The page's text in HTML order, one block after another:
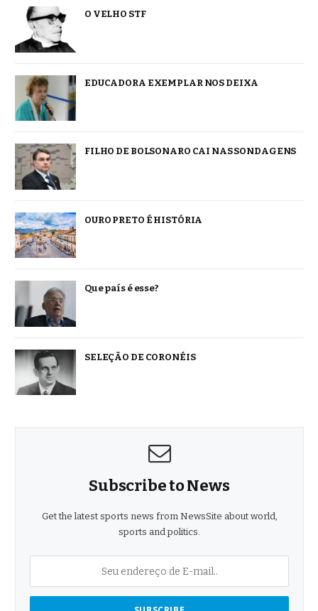
O VELHO STF
EDUCADORA EXEMPLAR NOS DEIXA
FILHO DE BOLSONARO CAI NAS SONDAGENS
OURO PRETO É HISTÓRIA
Que país é esse?
SELEÇÃO DE CORONÉIS
Subscribe to News
Get the latest sports news from NewsSite about world,
sports and politics.